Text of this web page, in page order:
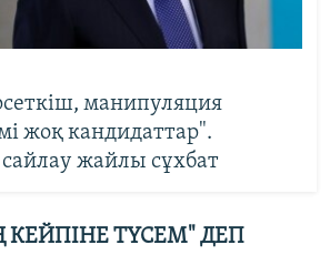
манипуляция
жоқ кандидаттар".
жайлы сұхбат
КЕЙПІНЕ ТҮСЕМ" ДЕП